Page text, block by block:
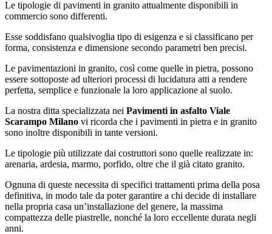
Le tipologie di pavimenti in granito attualmente disponibili in
commercio sono differenti.
Esse soddisfano qualsivoglia tipo di esigenza e si classificano per
forma, consistenza e dimensione secondo parametri ben precisi.
Le pavimentazioni in granito, così come quelle in pietra, possono
essere sottoposte ad ulteriori processi di lucidatura atti a rendere
perfetta, semplice e funzionale la loro applicazione al suolo.
La nostra ditta specializzata nei Pavimenti in asfalto Viale
Scarampo Milano vi ricorda che i pavimenti in pietra e in granito
sono inoltre disponibili in tante versioni.
Le tipologie più utilizzate dai costruttori sono quelle realizzate in:
arenaria, ardesia, marmo, porfido, oltre che il già citato granito.
Ognuna di queste necessita di specifici trattamenti prima della posa
definitiva, in modo tale da poter garantire a chi decide di installare
nella propria casa un’installazione del genere, la massima
compattezza delle piastrelle, nonché la loro eccellente durata negli
anni.